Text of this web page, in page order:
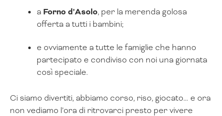
a Forno d’Asolo, per la merenda golosa
offerta a tutti i bambini;
e ovviamente a tutte le famiglie che hanno
partecipato e condiviso con noi una giornata
così speciale.
Ci siamo divertiti, abbiamo corso, riso, giocato… e ora
non vediamo l’ora di ritrovarci presto per vivere